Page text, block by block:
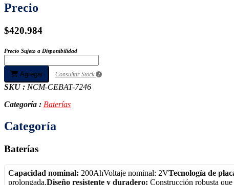
Precio
$420.984
Precio Sujeto a Disponibilidad
Agregar Consultar Stock
SKU : NCM-CEBAT-7246
Categoría : Baterías
Categoría
Baterías
Capacidad nominal: 200AhVoltaje nominal: 2VTecnología de
prolongada.Diseño resistente y duradero: Construcción robusta